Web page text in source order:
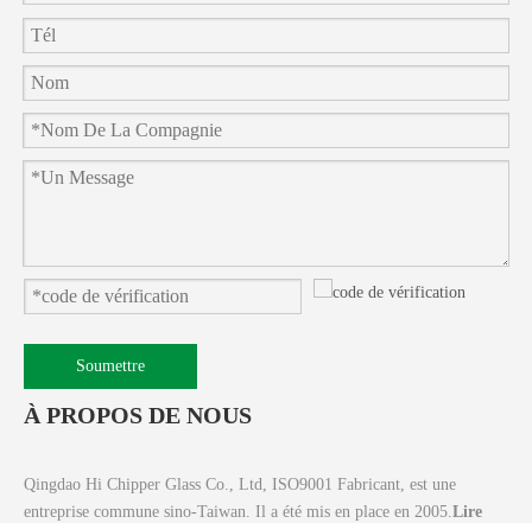
Soumettre
À PROPOS DE NOUS
Qingdao Hi Chipper Glass Co., Ltd, ISO9001 Fabricant, est une
entreprise commune sino-Taiwan. Il a été mis en place en 2005.Lire